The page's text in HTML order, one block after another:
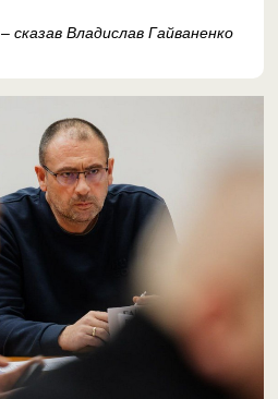
– сказав Владислав Гайваненко